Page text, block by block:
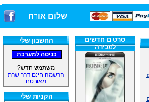
שלום אורח
החשבון שלי
משתמש חדש?
הרשמה חינם דרך שרת
מאובטח
הקניות שלי
סרטים חדשים
למכירה